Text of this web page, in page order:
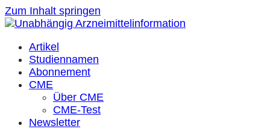
Zum Inhalt springen
Artikel
Studiennamen
Abonnement
CME
Über CME
CME-Test
Newsletter